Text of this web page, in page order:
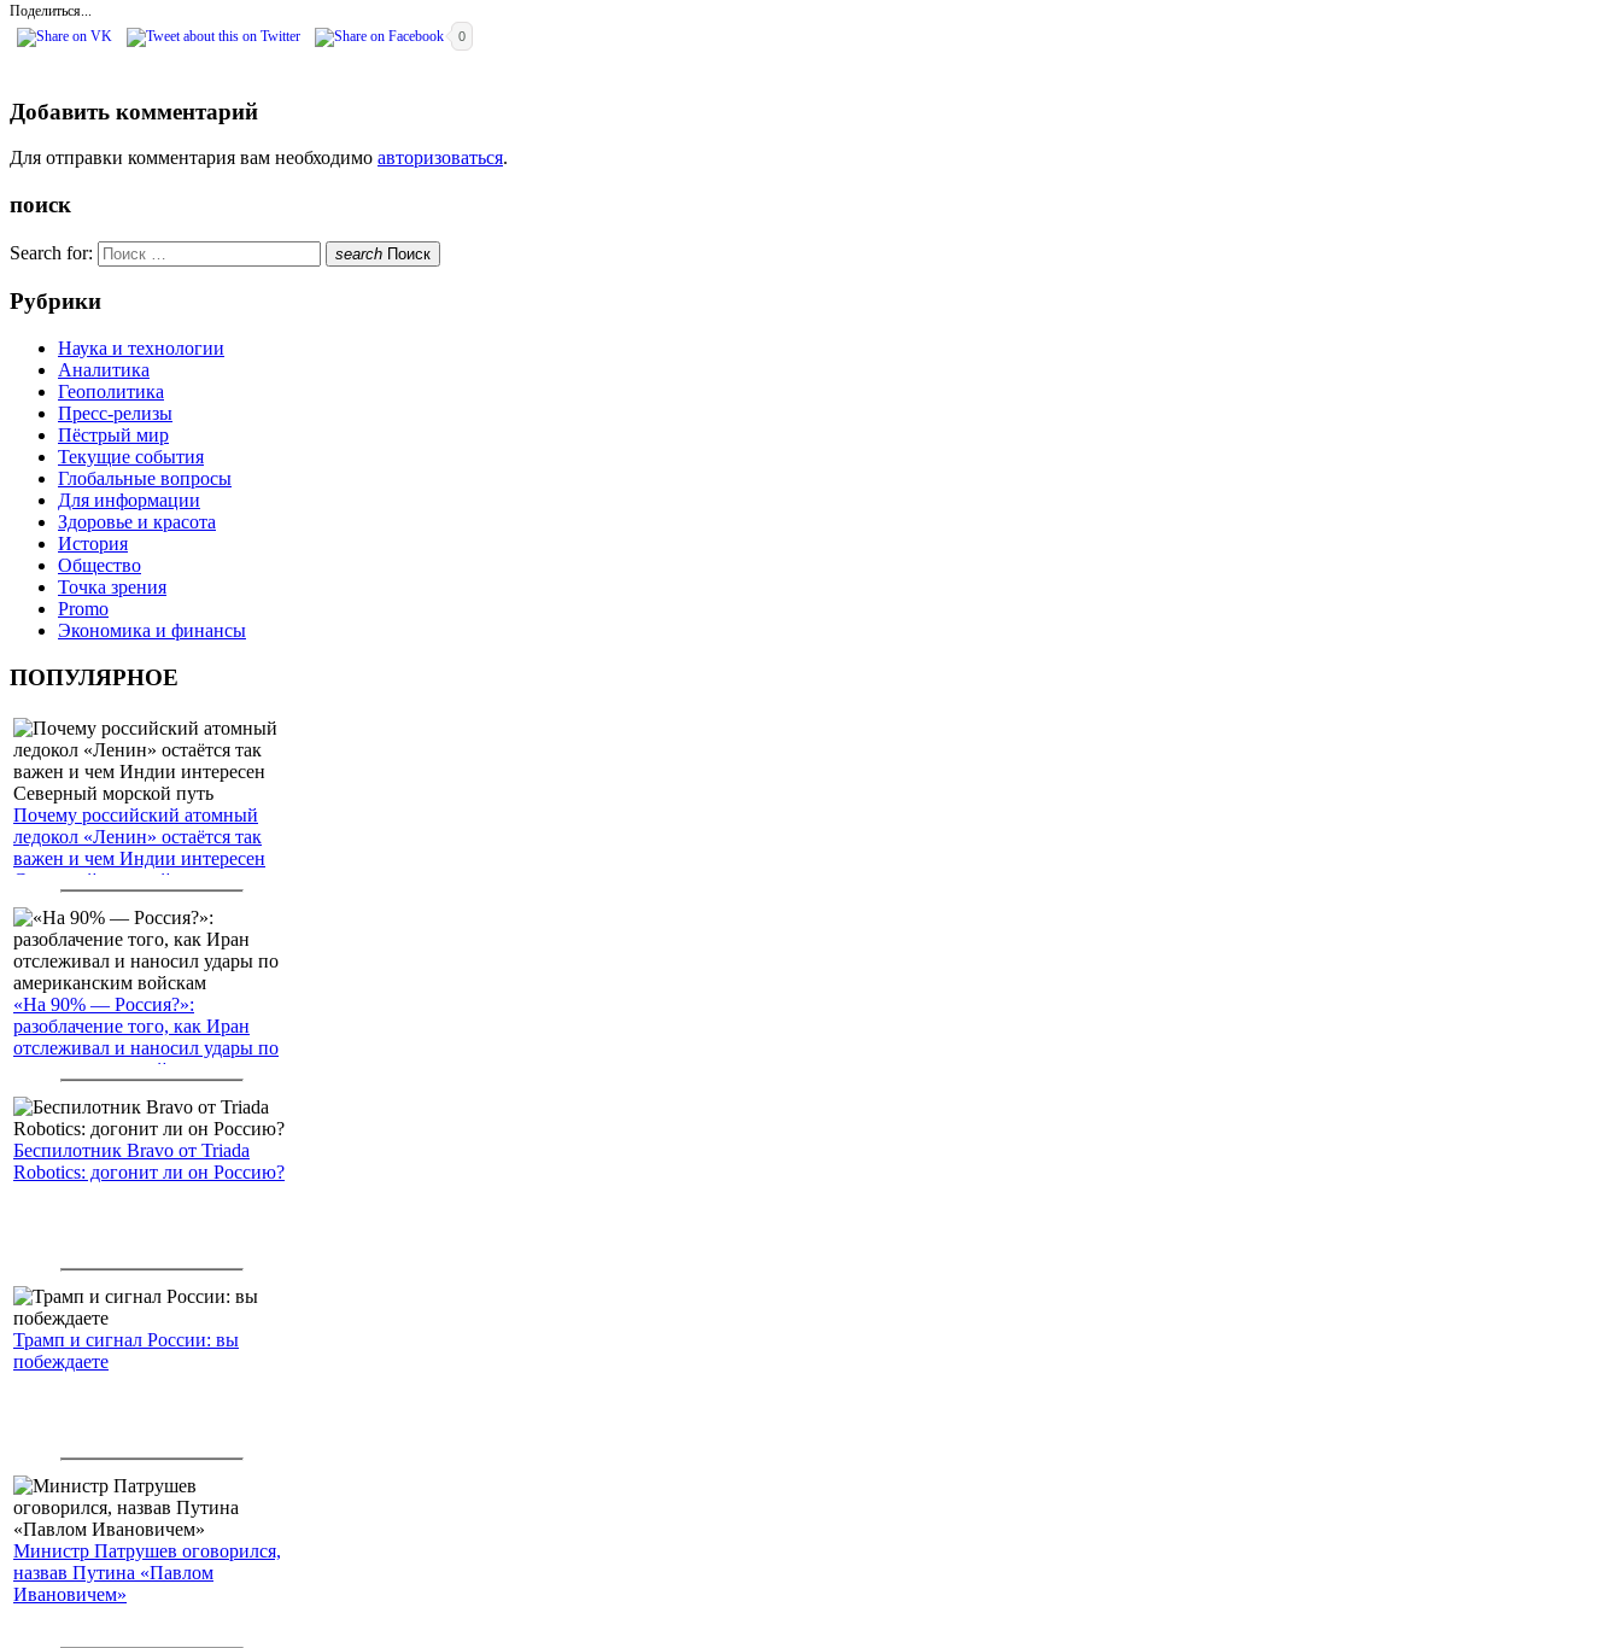
Поделиться...
0
Добавить комментарий
Для отправки комментария вам необходимо авторизоваться.
поиск
Search for: search Поиск
Рубрики
Наука и технологии
Аналитика
Геополитика
Пресс-релизы
Пёстрый мир
Текущие события
Глобальные вопросы
Для информации
Здоровье и красота
История
Общество
Точка зрения
Promo
Экономика и финансы
ПОПУЛЯРНОЕ
Почему российский атомный
ледокол «Ленин» остаётся так
важен и чем Индии интересен
Северный морской путь
«На 90% — Россия?»:
разоблачение того, как Иран
отслеживал и наносил удары по
американским войскам
Беспилотник Bravo от Triada
Robotics: догонит ли он Россию?
Трамп и сигнал России: вы
побеждаете
Министр Патрушев оговорился,
назвав Путина «Павлом
Ивановичем»